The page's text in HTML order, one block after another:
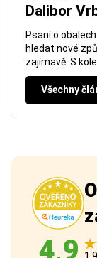
Dalibor
Psaní o
hledat nové
zajímavě. S
Všechny
4,9